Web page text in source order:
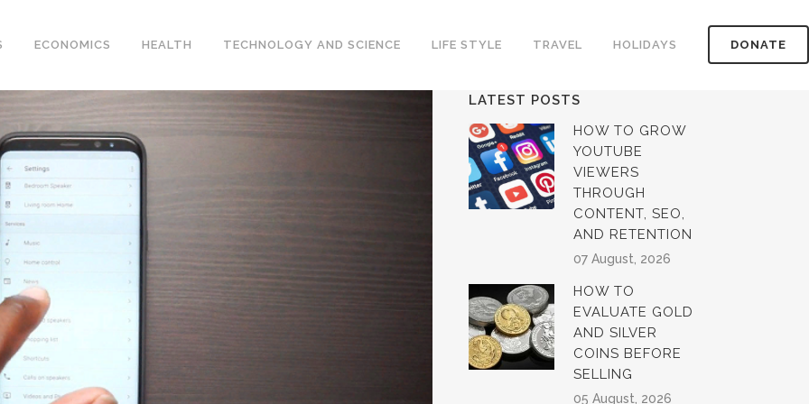
DONATE
ECONOMICS HEALTH TECHNOLOGY AND SCIENCE LIFE STYLE TRAVEL HOLIDAYS
LATEST POSTS
HOW TO GROW
YOUTUBE
VIEWERS
THROUGH
CONTENT, SEO,
AND RETENTION
07 August, 2026
HOW TO
EVALUATE GOLD
AND SILVER
COINS BEFORE
SELLING
05 August, 2026